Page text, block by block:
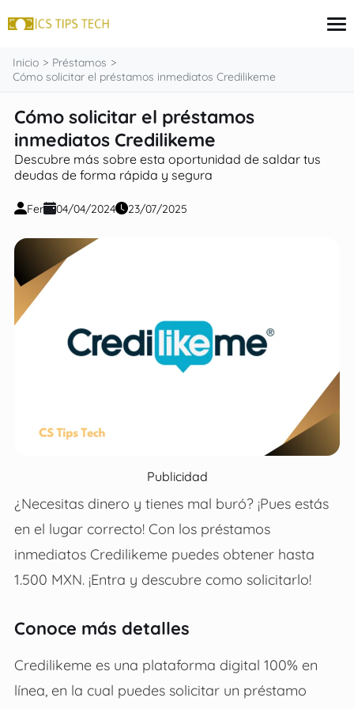
Tarjeta de crédito
Finanzas
Programas sociales
Inversiones
Préstamos
Inicio
Préstamos
Cómo solicitar el préstamos inmediatos Credilikeme
Cómo solicitar el préstamos
inmediatos Credilikeme
Descubre más sobre esta oportunidad de saldar tus
deudas de forma rápida y segura
Fer 04/04/2024 23/07/2025
Publicidad
¿Necesitas dinero y tienes mal buró? ¡Pues estás
en el lugar correcto! Con los préstamos
inmediatos Credilikeme puedes obtener hasta
1.500 MXN. ¡Entra y descubre como solicitarlo!
Conoce más detalles
Credilikeme es una plataforma digital 100% en
línea, en la cual puedes solicitar un préstamo